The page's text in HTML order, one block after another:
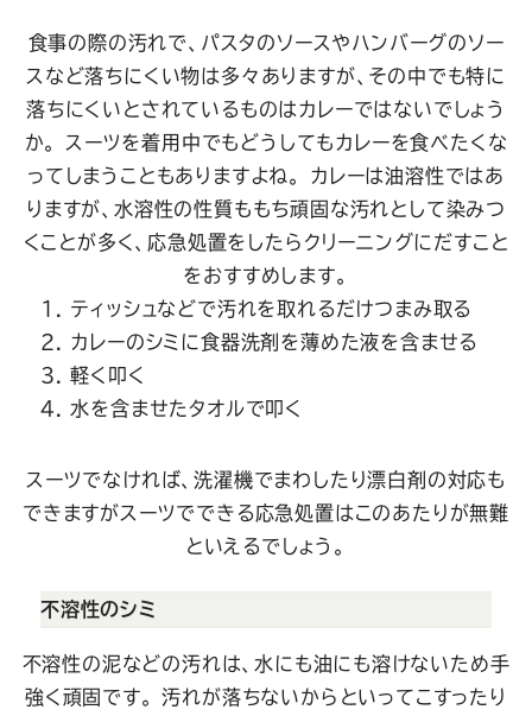
食事の際の汚れで、パスタのソースやハンバーグのソー
スなど落ちにくい物は多々ありますが、その中でも特に
落ちにくいとされているものはカレーではないでしょう
か。 スーツを着用中でもどうしてもカレーを食べたくな
ってしまうこともありますよね。 カレーは油溶性ではあ
りますが、水溶性の性質ももち頑固な汚れとして染みつ
くことが多く、応急処置をしたらクリーニングにだすこと
をおすすめします。
ティッシュなどで汚れを取れるだけつまみ取る
カレーのシミに食器洗剤を薄めた液を含ませる
軽く叩く
水を含ませたタオルで叩く
スーツでなければ、洗濯機でまわしたり漂白剤の対応も
できますがスーツでできる応急処置はこのあたりが無難
といえるでしょう。
不溶性のシミ
不溶性の泥などの汚れは、水にも油にも溶けないため手
強く頑固です。 汚れが落ちないからといってこすったり